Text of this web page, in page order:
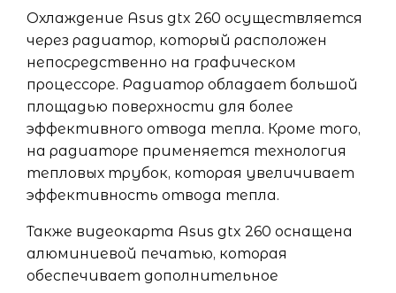
Охлаждение Asus gtx 260 осуществляется
через радиатор, который расположен
непосредственно на графическом
процессоре. Радиатор обладает большой
площадью поверхности для более
эффективного отвода тепла. Кроме того,
на радиаторе применяется технология
тепловых трубок, которая увеличивает
эффективность отвода тепла.
Также видеокарта Asus gtx 260 оснащена
алюминиевой печатью, которая
обеспечивает дополнительное